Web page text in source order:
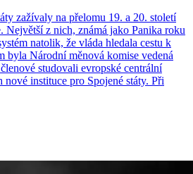
zažívaly na přelomu 19. a 20. století
Největší z nich, známá jako Panika roku
natolik, že vláda hledala cestu k
byla Národní měnová komise vedená
studovali evropské centrální
instituce pro Spojené státy. Při